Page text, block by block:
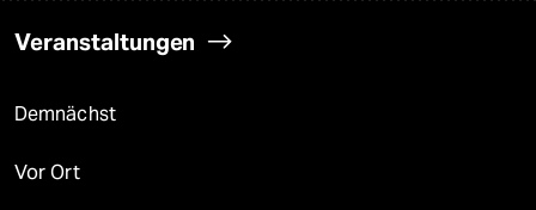
Veranstaltungen
Demnächst
Vor Ort